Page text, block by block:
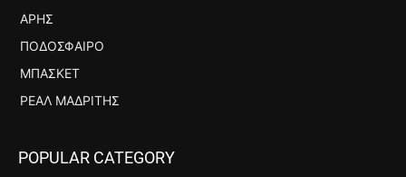
ΆΡΗΣ
ΠΟΔΌΣΦΑΙΡΟ
ΜΠΆΣΚΕΤ
ΡΕΆΛ ΜΑΔΡΊΤΗΣ
POPULAR CATEGORY